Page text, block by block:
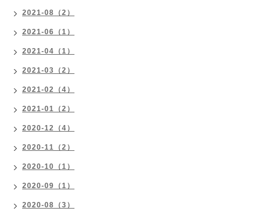
2021-08（2）
2021-06（1）
2021-04（1）
2021-03（2）
2021-02（4）
2021-01（2）
2020-12（4）
2020-11（2）
2020-10（1）
2020-09（1）
2020-08（3）